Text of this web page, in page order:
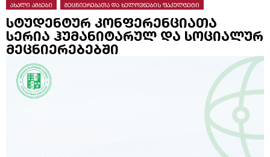
ახალი ამბები მეცნიერებათა და ხელოვნების ფაკულტეტი
სტუდენტურ კონფერენციათა
სერია ჰუმანიტარულ და სოციალურ
მეცნიერებებში